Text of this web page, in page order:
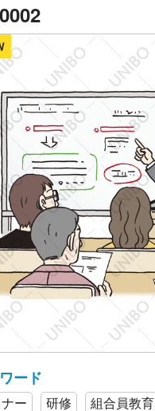
ード
ー 研修 組合員教育